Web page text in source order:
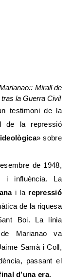
Mirall de
la Guerra Civil
testimoni de la
de la repressió
» sobre
de 1948,
i influència. La
i la repressió
de la riquesa
Boi. La línia
Marianao va
Samà i Coll,
passant el
d’una era.